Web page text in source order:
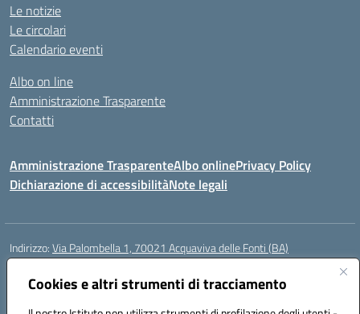
Cookies e altri strumenti di tracciamento
Le notizie
Le circolari
Calendario eventi
Albo on line
Amministrazione Trasparente
Contatti
Amministrazione TrasparenteAlbo onlinePrivacy Policy
Dichiarazione di accessibilitàNote legali
Indirizzo:Via Palombella 1, 70021 Acquaviva delle Fonti (BA)
Centralino:
Posta elettronica certificata (PEC):baic89400e@pec.istruzione.it